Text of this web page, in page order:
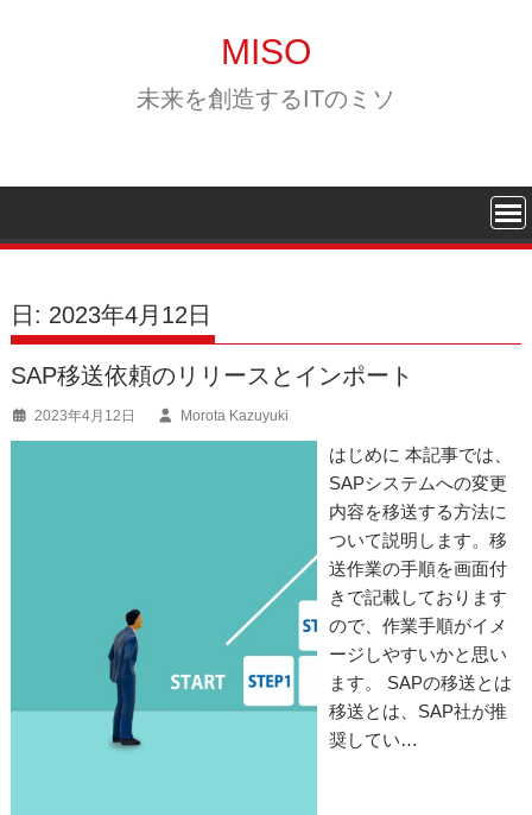
MISO
未来を創造するITのミソ
日: 2023年4月12日
SAP移送依頼のリリースとインポート
2023年4月12日 Morota Kazuyuki
はじめに 本記事では、
SAPシステムへの変更
内容を移送する方法に
ついて説明します。移
送作業の手順を画面付
きで記載しております
ので、作業手順がイメ
ージしやすいかと思い
ます。 SAPの移送とは
移送とは、SAP社が推
奨してい…